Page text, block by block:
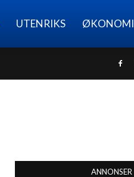
UTENRIKS ØKONOMI
ANNONSER